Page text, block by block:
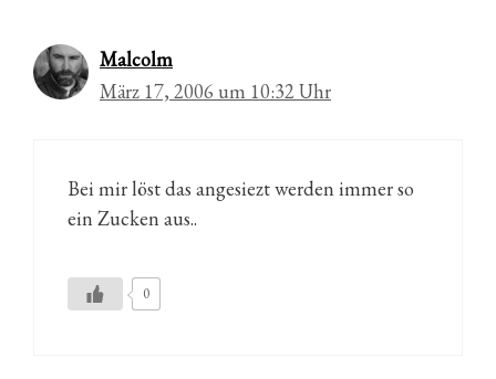
Malcolm
März 17, 2006 um 10:32 Uhr
Bei mir löst das angesiezt werden immer so
ein Zucken aus..
0